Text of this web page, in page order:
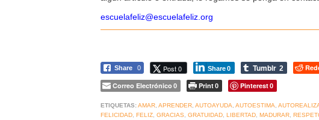
escuelafeliz@escuelafeliz.org
Share 0 Post 0 Share0 Tumblr 2
Correo Electrónico 0 Print0 Pinterest0
ETIQUETAS:AMAR, APRENDER, AUTOAYUDA, AUTOESTIMA,
FELICIDAD, FELIZ, GRACIAS, GRATUIDAD, LIBERTAD, MADURAR,